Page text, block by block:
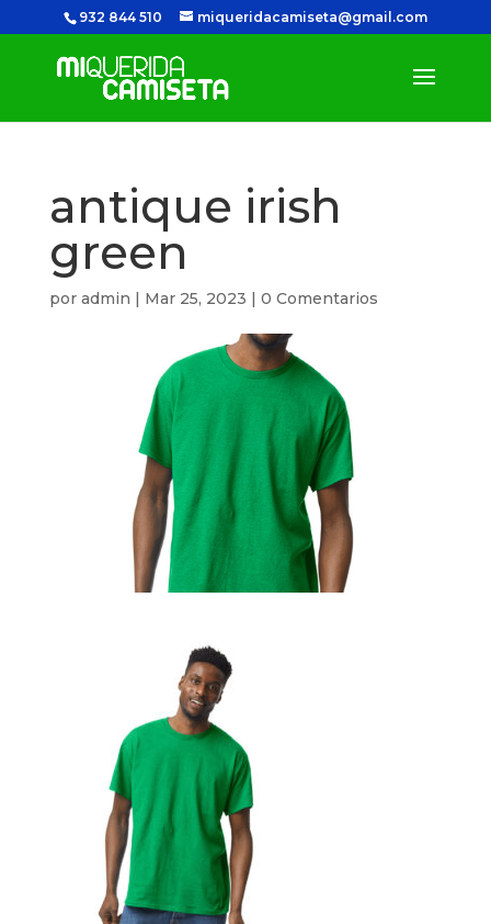
932 844 510 miqueridacamiseta@gmail.com
antique irish
green
por admin | Mar 25, 2023 | 0 Comentarios